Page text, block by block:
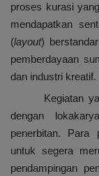
proses kurasi
mendapatkan
(layout)
pemberdayaan
dan industri kreatif.
Kegiatan
dengan
penerbitan. Para
untuk segera
pendampingan